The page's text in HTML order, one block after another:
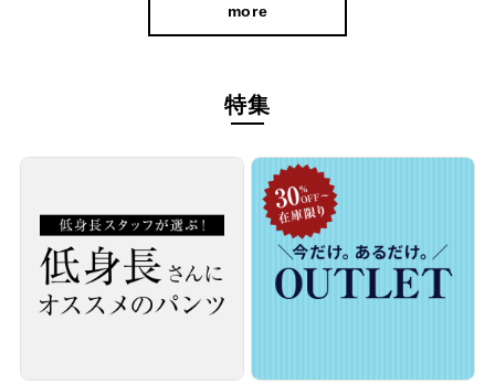
シンプルなデザインなので、きれいめなジャケットはもちろんカ
ジュアルなスニーカーとも好相性。
more
特集